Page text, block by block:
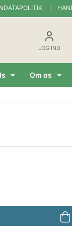
LOG IND
Om os